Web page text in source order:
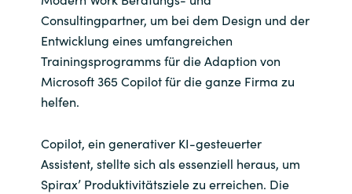
Consultingpartner, um bei dem Design und der
Entwicklung eines umfangreichen
Trainingsprogramms für die Adaption von
Microsoft 365 Copilot für die ganze Firma zu
helfen.
Copilot, ein generativer KI-gesteuerter
Assistent, stellte sich als essenziell heraus, um
Spirax’ Produktivitätsziele zu erreichen. Die